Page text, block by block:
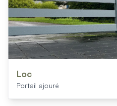
Loc
Portail ajouré